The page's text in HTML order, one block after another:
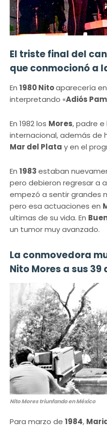
El triste final del
que conmocionó a
En 1980 Nitoaparecería
interpretando «Adiós
En 1982 los Mores, padre e
internacional, además de
Mar del Plata y en el
En 1983estaban
pero debieron regresar a
empezó a sentir grandes
pero esa actuaciones en
ultimas de su vida. En
un tumor muy avanzado.
La conmovedora
Nito Mores a sus 39
Nito Mores triunfando en México
Para marzo de 1984,